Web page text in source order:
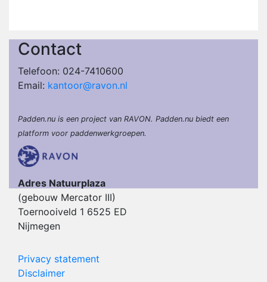
Contact
Telefoon: 024-7410600
Email: kantoor@ravon.nl
Padden.nu is een project van RAVON. Padden.nu biedt een
platform voor paddenwerkgroepen.
Adres Natuurplaza
(gebouw Mercator III)
Toernooiveld 1 6525 ED
Nijmegen
Privacy statement
Disclaimer